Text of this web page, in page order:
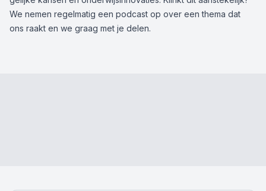
We nemen regelmatig een podcast op over een thema dat
ons raakt en we graag met je delen.